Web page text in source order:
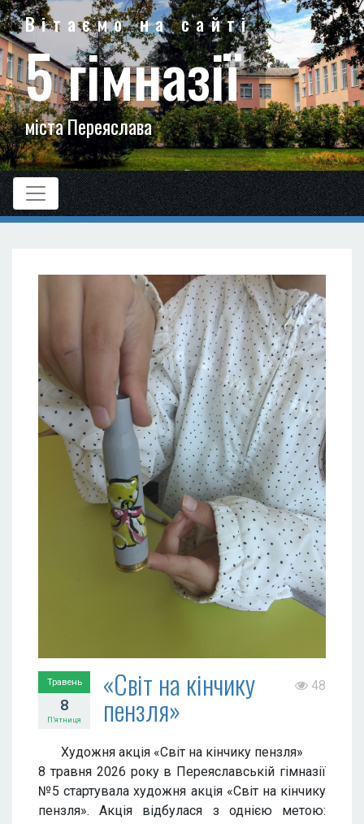
Вітаємо на сайті
5 гімназії
міста Переяслава
Травень
8
П’ятниця
«Світ на кінчику
пензля»
48
Художня акція «Світ на кінчику пензля»
8 травня 2026 року в Переяславській гімназії
№5 стартувала художня акція «Світ на кінчику
пензля». Акція відбулася з однією метою: